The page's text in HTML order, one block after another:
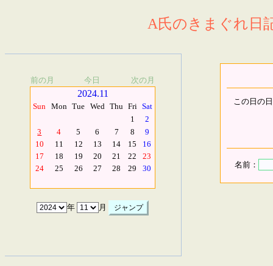
A氏のきまぐれ日
前の月 今日 次の月
2024.11
Sun Mon Tue Wed Thu Fri Sat
1
2
3
4 5 6 7 8
9
10
11 12 13 14 15
16
17
18 19 20 21 22
23
24
25 26 27 28 29 30
年 月
この日の
名前：